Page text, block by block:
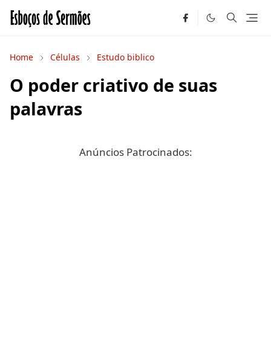
Home Células Estudo biblico
O poder criativo de suas
palavras
Anúncios Patrocinados: